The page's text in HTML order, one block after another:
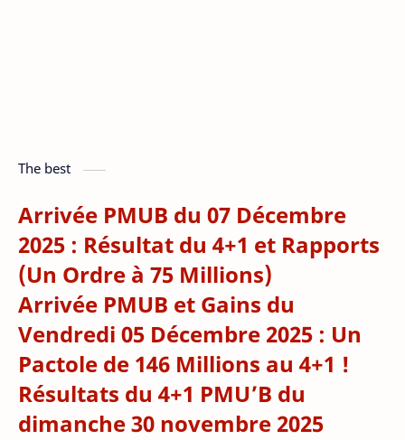
The best
Arrivée PMUB du 07 Décembre
2025 : Résultat du 4+1 et Rapports
(Un Ordre à 75 Millions)
Arrivée PMUB et Gains du
Vendredi 05 Décembre 2025 : Un
Pactole de 146 Millions au 4+1 !
Résultats du 4+1 PMU’B du
dimanche 30 novembre 2025